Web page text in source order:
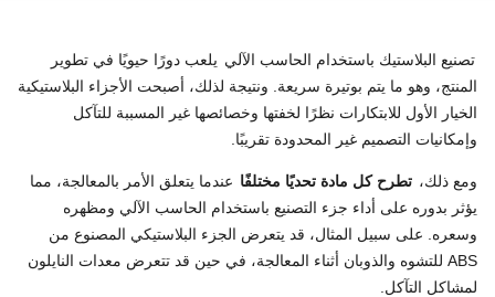
تصنيع البلاستيك باستخدام الحاسب الآلي يلعب دورًا حيويًا في تطوير
المنتج، وهو ما يتم بوتيرة سريعة. ونتيجة لذلك، أصبحت الأجزاء البلاستيكية
الخيار الأول للابتكارات نظرًا لخفتها وخصائصها غير المسببة للتآكل
وإمكانيات التصميم غير المحدودة تقريبًا.
ومع ذلك، تطرح كل مادة تحديًا مختلفًا عندما يتعلق الأمر بالمعالجة، مما
يؤثر بدوره على أداء جزء التصنيع باستخدام الحاسب الآلي ومظهره
وسعره. على سبيل المثال، قد يتعرض الجزء البلاستيكي المصنوع من
ABS للتشوه والذوبان أثناء المعالجة، في حين قد تتعرض معدات النايلون
لمشاكل التآكل.